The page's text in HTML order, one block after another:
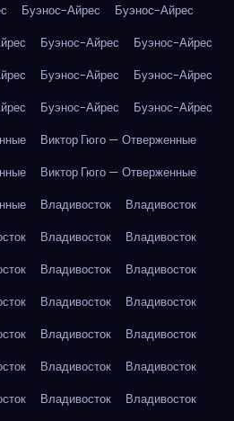
Буэнос-Айрес
Буэнос-Айрес
Буэнос-Айрес
Буэнос-Айрес
Буэнос-Айрес
Буэнос-Айрес
Буэнос-Айрес
Буэнос-Айрес
Виктор Гюго — Отверженные
Виктор Гюго — Отверженные
Владивосток
Владивосток
Владивосток
Владивосток
Владивосток
Владивосток
Владивосток
Владивосток
Владивосток
Владивосток
Владивосток
Владивосток
Владивосток
Владивосток